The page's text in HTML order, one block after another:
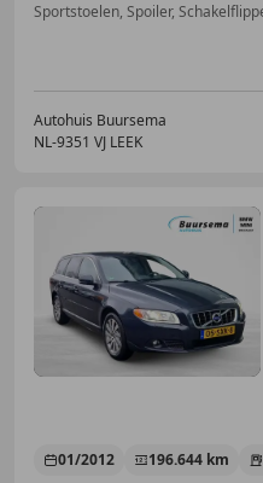
Autohuis Buursema
NL-9351 VJ LEEK
01/2012 196.644 km